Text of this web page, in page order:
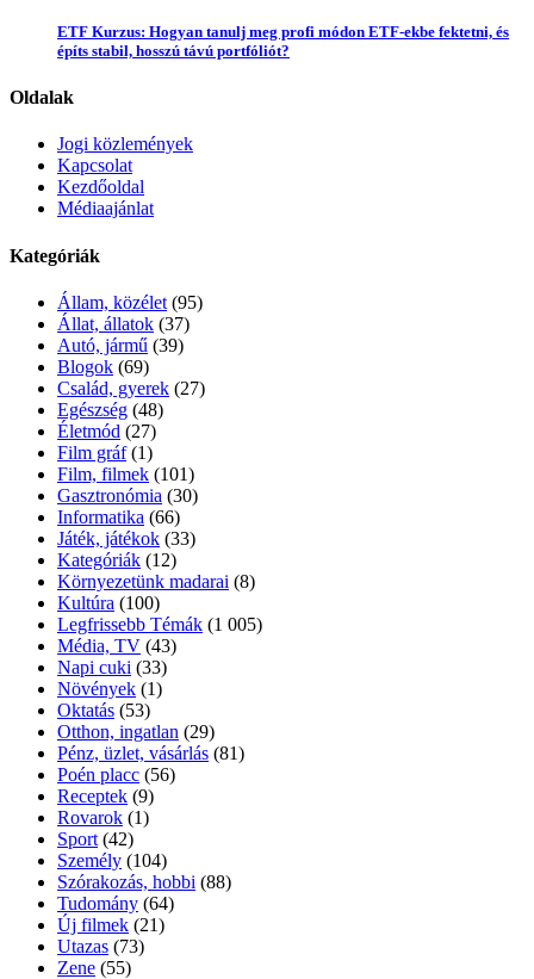
ETF Kurzus: Hogyan tanulj meg profi módon ETF-ekbe fektetni, és
építs stabil, hosszú távú portfóliót?
Oldalak
Jogi közlemények
Kapcsolat
Kezdőoldal
Médiaajánlat
Kategóriák
Állam, közélet (95)
Állat, állatok (37)
Autó, jármű (39)
Blogok (69)
Család, gyerek (27)
Egészség (48)
Életmód (27)
Film gráf(1)
Film, filmek (101)
Gasztronómia (30)
Informatika (66)
Játék, játékok (33)
Kategóriák (12)
Környezetünk madarai (8)
Kultúra (100)
Legfrissebb Témák (1 005)
Média, TV (43)
Napi cuki (33)
Növények (1)
Oktatás (53)
Otthon, ingatlan (29)
Pénz, üzlet, vásárlás (81)
Poén placc (56)
Receptek (9)
Rovarok (1)
Sport (42)
Személy (104)
Szórakozás, hobbi (88)
Tudomány (64)
Új filmek (21)
Utazas (73)
Zene (55)